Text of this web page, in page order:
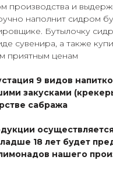
производства и
наполнит сидром
Бутылочку
сувенира, а также
приятным ценам
9 видов
закусками
сабража
18 лет будет
нашего